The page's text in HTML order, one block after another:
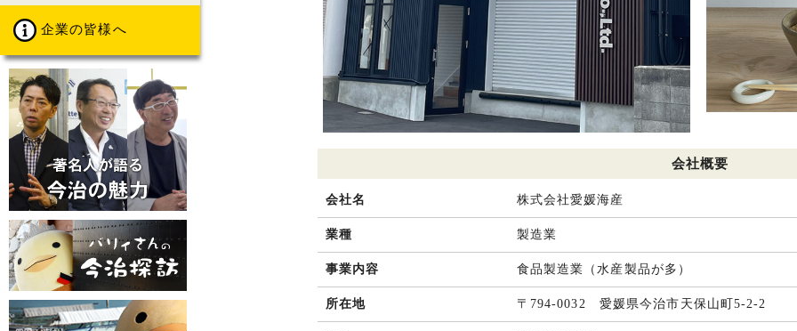
企業の皆様へ
会社概要
会社名 株式会社愛媛海産
業種 製造業
事業内容 食品製造業（水産製品が多）
所在地 〒794-0032 愛媛県今治市天保山町5-2-2